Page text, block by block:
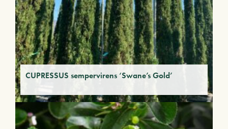
CUPRESSUS sempervirens ‘Swane’s Gold’